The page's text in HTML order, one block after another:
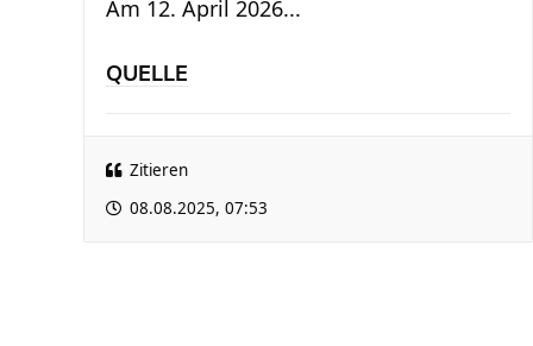
Am 12. April 2026...
QUELLE
Zitieren
08.08.2025, 07:53